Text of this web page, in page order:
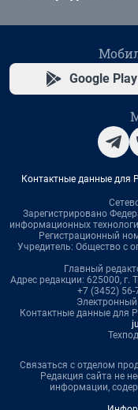
Google Play
Контактные данные для
Зарегистрировано
информационных
Регистрационный
Учредитель: Общество с
Главный
Адрес редакции: 625000, г.
+7 (3452) 56-
Контактные данные для
Связаться с отделом
Редакция сайта не
информации,